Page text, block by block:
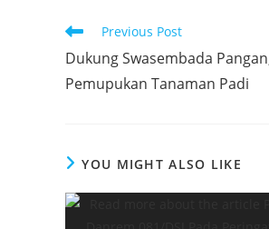
e
b
o
er s
A
p
dI
n
Read
articles
Previous Post
Dukung Swasembada
Pemupukan Tanaman Padi
YOU MIGHT ALSO LIKE